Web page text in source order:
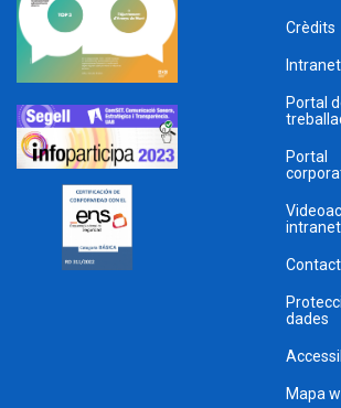
Crèdits
Intranet
Portal
Portal
intranet
dades
Mapa